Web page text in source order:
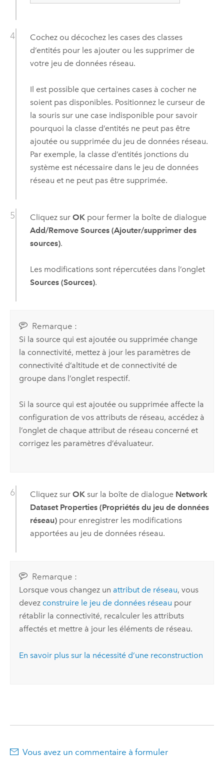
Cochez ou décochez les cases des classes
d’entités pour les ajouter ou les supprimer de
votre jeu de données réseau.
Il est possible que certaines cases à cocher ne
soient pas disponibles. Positionnez le curseur de
la souris sur une case indisponible pour savoir
pourquoi la classe d’entités ne peut pas être
ajoutée ou supprimée du jeu de données réseau.
Par exemple, la classe d’entités jonctions du
système est nécessaire dans le jeu de données
réseau et ne peut pas être supprimée.
Cliquez sur OKpour fermer la boîte de dialogue
Add/Remove Sources (Ajouter/supprimer des
sources).
Les modifications sont répercutées dans l’onglet
Sources (Sources).
Remarque :
Si la source qui est ajoutée ou supprimée change
la connectivité, mettez à jour les paramètres de
connectivité d’altitude et de connectivité de
groupe dans l’onglet respectif.
Si la source qui est ajoutée ou supprimée affecte la
configuration de vos attributs de réseau, accédez à
l’onglet de chaque attribut de réseau concerné et
corrigez les paramètres d’évaluateur.
Cliquez sur OKsur la boîte de dialogue Network
Dataset Properties (Propriétés du jeu de données
réseau)pour enregistrer les modifications
apportées au jeu de données réseau.
Remarque :
Lorsque vous changez un attribut de réseau, vous
devez construire le jeu de données réseau pour
rétablir la connectivité, recalculer les attributs
affectés et mettre à jour les éléments de réseau.
En savoir plus sur la nécessité d’une reconstruction
Vous avez un commentaire à formuler